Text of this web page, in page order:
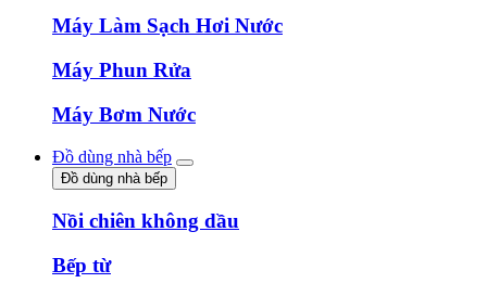
Máy Làm Sạch Hơi Nước
Máy Phun Rửa
Máy Bơm Nước
Đồ dùng nhà bếp
Đồ dùng nhà bếp
Nồi chiên không dầu
Bếp từ